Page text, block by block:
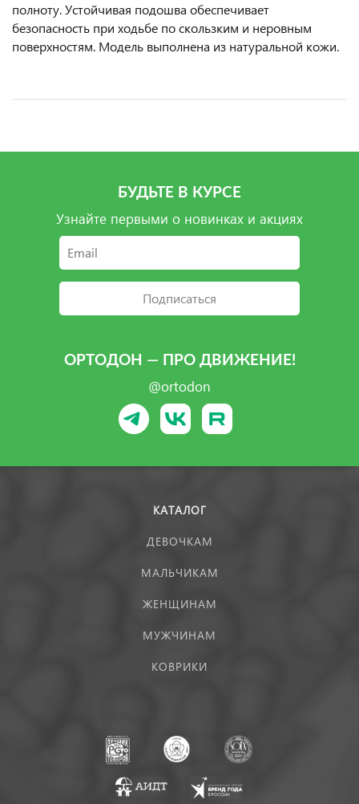
полноту. Устойчивая подошва обеспечивает
безопасность при ходьбе по скользким и неровным
поверхностям. Модель выполнена из натуральной кожи.
БУДЬТЕ В КУРСЕ
Узнайте первыми о новинках и акциях
Подписаться
ОРТОДОН — ПРО ДВИЖЕНИЕ!
@ortodon
КАТАЛОГ
ДЕВОЧКАМ
МАЛЬЧИКАМ
ЖЕНЩИНАМ
МУЖЧИНАМ
КОВРИКИ